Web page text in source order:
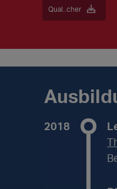
Qual..cher
2018